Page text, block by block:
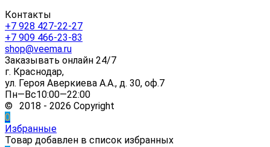
Контакты
+7 928 427-22-27
+7 909 466-23-83
shop@veema.ru
Заказывать онлайн 24/7
г. Краснодар,
ул. Героя Аверкиева А.А., д. 30, оф.7
Пн—Вс10:00—22:00
© 2018 - 2026 Copyright
0
Избранные
Товар добавлен в список избранных